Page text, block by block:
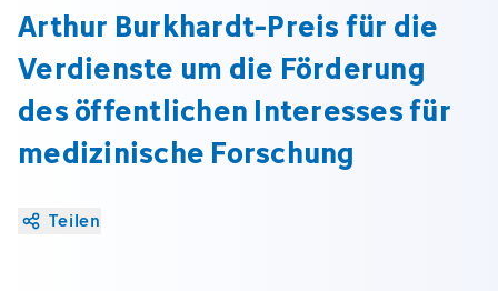
Arthur Burkhardt-Preis für die
Verdienste um die Förderung
des öffentlichen Interesses für
medizinische Forschung
Teilen